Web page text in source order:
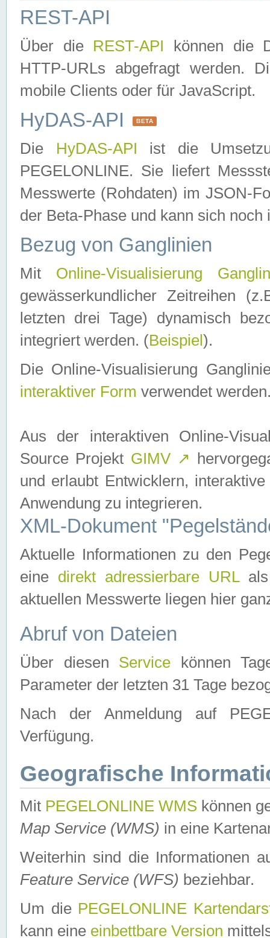
REST-API
Über die REST-API können die
HTTP-URLs abgefragt werden.
mobile Clients oder für JavaScript.
HyDAS-API BETA
Die HyDAS-API ist die
PEGELONLINE. Sie liefert
Messwerte (Rohdaten) im JSON-
der Beta-Phase und kann sich noch
Bezug von Ganglinien
Mit Online-Visualisierung
gewässerkundlicher Zeitreihen
letzten drei Tage) dynamisch
integriert werden. (Beispiel ).
Die Online-Visualisierung
interaktiver Form verwendet
Aus der interaktiven Online-
Source Projekt GIMV ↗
und erlaubt Entwicklern,
Anwendung zu integrieren.
XML-Dokument
Aktuelle Informationen zu den
eine direkt adressierbare URLals
aktuellen Messwerte liegen hier
Abruf von Dateien
Über diesen Service können
Parameter der letzten 31 Tage
Nach der Anmeldung auf
Verfügung.
Geografische
Mit PEGELONLINE WMS können
Map Service (WMS) in eine
Weiterhin sind die Informationen
Feature Service (WFS) beziehbar.
Um die PEGELONLINE
kann eine einbettbare Version